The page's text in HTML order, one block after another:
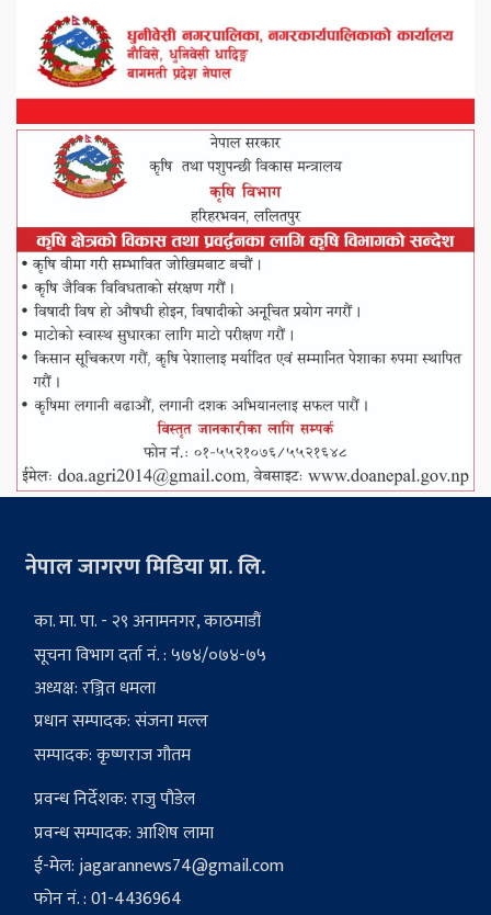
नेपाल जागरण मिडिया प्रा. लि.
का. मा. पा. - २९ अनामनगर, काठमाडौं
सूचना विभाग दर्ता नं. : ५७४/०७४-७५
अध्यक्ष: रञ्जित धमला
प्रधान सम्पादक: संजना मल्ल
सम्पादक: कृष्णराज गौतम
प्रवन्ध निर्देशक: राजु पौडेल
प्रवन्ध सम्पादक: आशिष लामा
ई-मेल:jagarannews74@gmail.com
फोन नं. : 01-4436964